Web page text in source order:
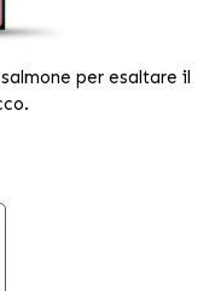
per esaltare il
apporta
perfetta
nutrizionale.